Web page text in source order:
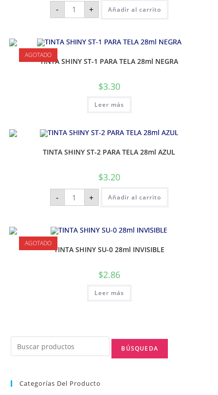
- + Añadir al carrito
AGOTADO
TINTA SHINY ST-1 PARA TELA 28ml NEGRA
$3.30
Leer más
TINTA SHINY ST-2 PARA TELA 28ml AZUL
$3.20
- + Añadir al carrito
AGOTADO
TINTA SHINY SU-0 28ml INVISIBLE
$2.86
Leer más
Categorías Del Producto